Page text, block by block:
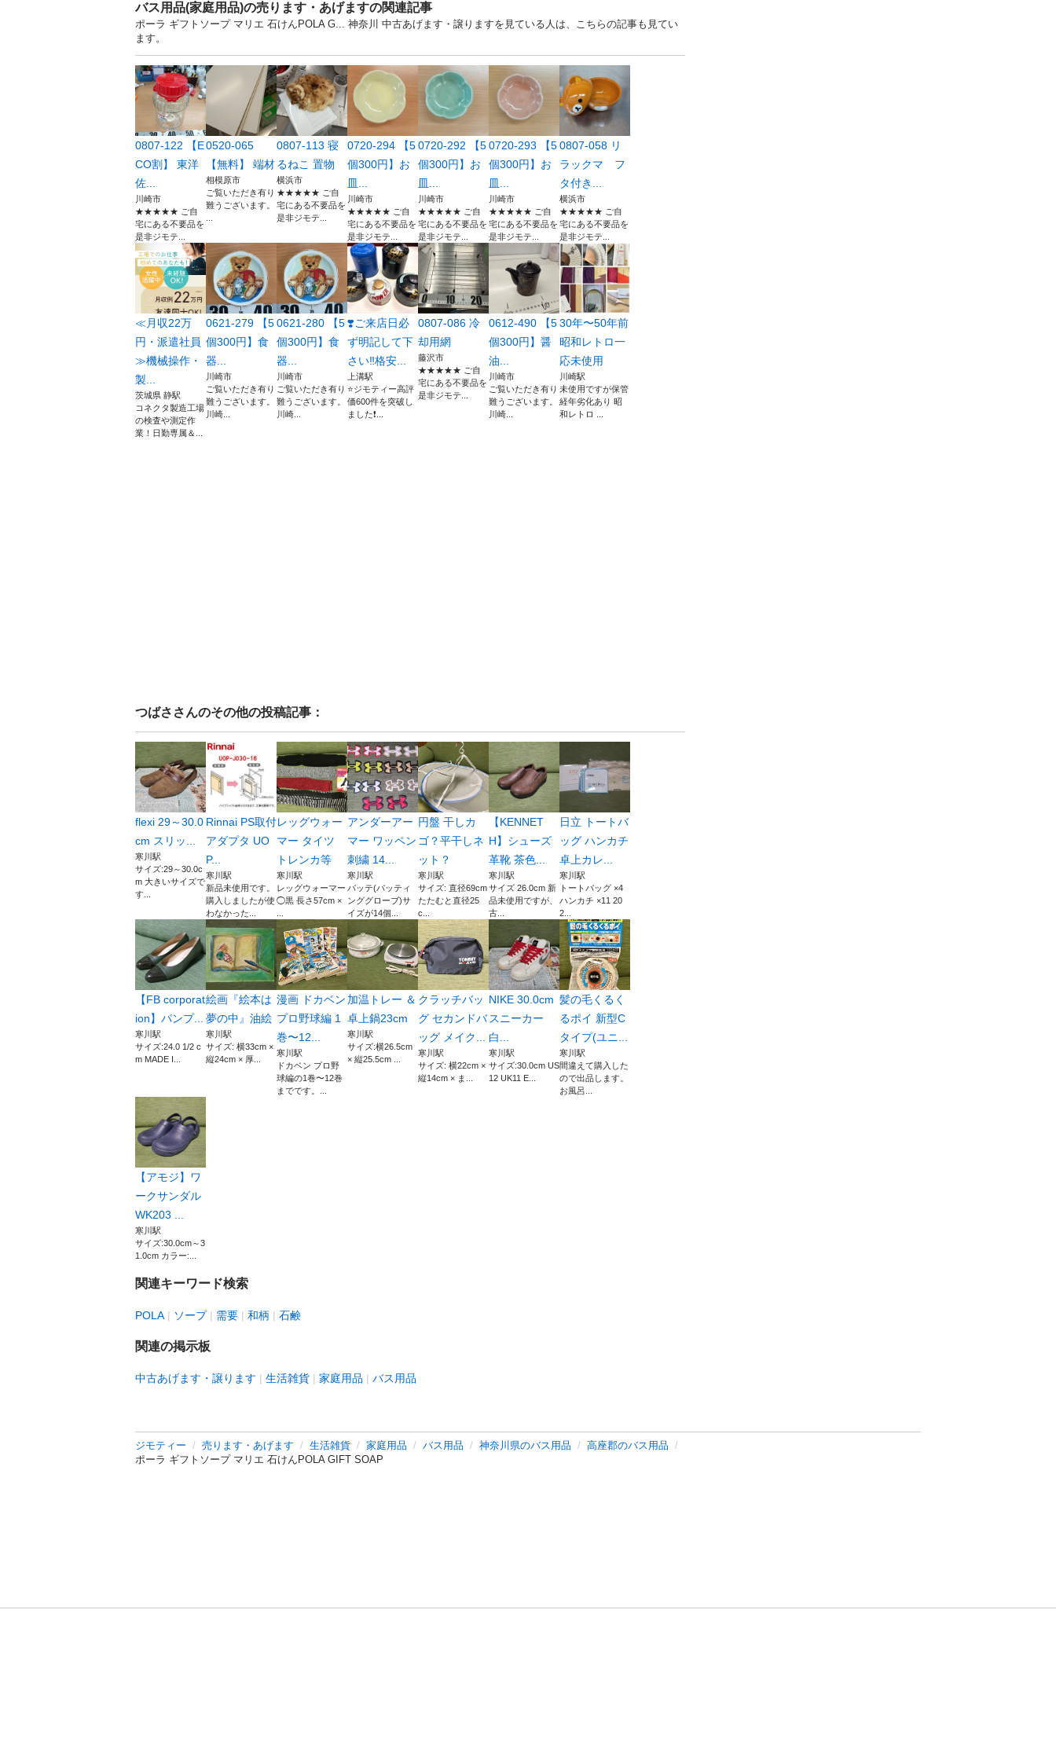
バス用品(家庭用品)の売ります・あげますの関連記事
ポーラ ギフトソープ マリエ 石けんPOLA G... 神奈川 中古あげます・譲りますを見ている人は、こちらの記事も見てい
ます。
0807-122 【E
CO割】 東洋
佐...
川崎市
★★★★★ ご自
宅にある不要品を
是非ジモテ...
0520-065
【無料】 端材
相模原市
ご覧いただき有り
難うございます。
0807-113 寝
るねこ 置物
横浜市
★★★★★ ご自
宅にある不要品を
是非ジモテ...
0720-294 【5
個300円】お
皿...
川崎市
★★★★★ ご自
宅にある不要品を
是非ジモテ...
0720-292 【5
個300円】お
皿...
川崎市
★★★★★ ご自
宅にある不要品を
是非ジモテ...
0720-293 【5
個300円】お
皿...
川崎市
★★★★★ ご自
宅にある不要品を
是非ジモテ...
0807-058 リ
ラックマ フ
タ付き...
横浜市
★★★★★ ご自
宅にある不要品を
是非ジモテ...
≪月収22万
円・派遣社員
≫機械操作・
製...
茨城県 静駅
コネクタ製造工場
の検査や測定作
業！日勤専属＆...
0621-279 【5
個300円】食
器...
川崎市
ご覧いただき有り
難うございます。
川崎...
0621-280 【5
個300円】食
器...
川崎市
ご覧いただき有り
難うございます。
川崎...
❣️ご来店日必
ず明記して下
さい‼️格安...
上溝駅
⭐️ジモティー高評
価600件を突破し
ました❗...
0807-086 冷
却用網
藤沢市
★★★★★ ご自
宅にある不要品を
是非ジモテ...
0612-490 【5
個300円】醤
油...
川崎市
ご覧いただき有り
難うございます。
川崎...
30年〜50年前
昭和レトロ一
応未使用
川崎駅
未使用ですが保管
経年劣化あり 昭
和レトロ ...
つばさ さんのその他の投稿記事：
flexi 29～30.0
cm スリッ...
寒川駅
サイズ:29～30.0c
m 大きいサイズで
す...
Rinnai PS取付
アダプタ UO
P...
寒川駅
新品未使用です。
購入しましたが使
わなかった...
レッグウォー
マー タイツ
トレンカ等
寒川駅
レッグウォーマー
◯黒 長さ57cm ×
アンダーアー
マー ワッペン
刺繍 14...
寒川駅
バッテ(バッティ
ンググローブ)サ
イズが14個...
円盤 干しカ
ゴ？平干しネ
ット？
寒川駅
サイズ: 直径69cm
たたむと直径25
c...
【KENNET
H】シューズ
革靴 茶色...
寒川駅
サイズ 26.0cm 新
品未使用ですが、
古...
日立 トートバ
ッグ ハンカチ
卓上カレ...
寒川駅
トートバッグ ×4
ハンカチ ×11 20
2...
【FB corporat
ion】パンプ...
寒川駅
サイズ:24.0 1/2 c
m MADE I...
絵画『絵本は
夢の中』油絵
寒川駅
サイズ: 横33cm ×
縦24cm × 厚...
漫画 ドカベン
プロ野球編 1
巻〜12...
寒川駅
ドカベン プロ野
球編の1巻〜12巻
までです。...
加温トレー ＆
卓上鍋23cm
寒川駅
サイズ:横26.5cm
× 縦25.5cm ...
クラッチバッ
グ セカンドバ
ッグ メイク...
寒川駅
サイズ: 横22cm ×
縦14cm × ま...
NIKE 30.0cm
スニーカー
白...
寒川駅
サイズ:30.0cm US
12 UK11 E...
髪の毛くるく
るポイ 新型C
タイプ(ユニ...
寒川駅
間違えて購入した
ので出品します。
お風呂...
【アモジ】ワ
ークサンダル
WK203 ...
寒川駅
サイズ:30.0cm～3
1.0cm カラー:...
関連キーワード検索
POLA ソープ 需要 和柄 石鹸
関連の掲示板
中古あげます・譲ります 生活雑貨 家庭用品 バス用品
ジモティー 売ります・あげます 生活雑貨 家庭用品 バス用品 神奈川県のバス用品
高座郡のバス用品
ポーラ ギフトソープ マリエ 石けんPOLA GIFT SOAP